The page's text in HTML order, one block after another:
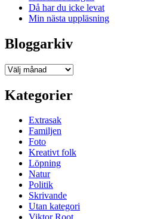
Då har du icke levat
Min nästa uppläsning
Bloggarkiv
Bloggarkiv
Kategorier
Extrasak
Familjen
Foto
Kreativt folk
Löpning
Natur
Politik
Skrivande
Utan kategori